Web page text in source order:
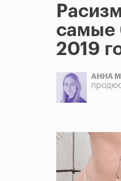
самые
2019
АННА